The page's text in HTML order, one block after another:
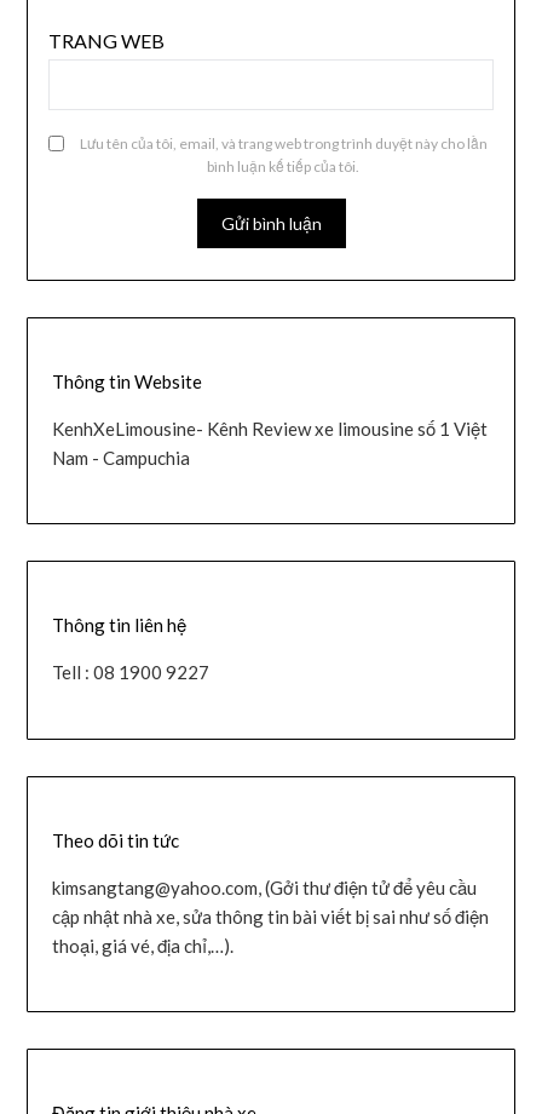
TRANG WEB
Lưu tên của tôi, email, và trang web trong trình duyệt này cho lần
bình luận kế tiếp của tôi.
Thông tin Website
KenhXeLimousine- Kênh Review xe limousine số 1 Việt
Nam - Campuchia
Thông tin liên hệ
Tell : 08 1900 9227
Theo dõi tin tức
kimsangtang@yahoo.com, (Gởi thư điện tử để yêu cầu
cập nhật nhà xe, sửa thông tin bài viết bị sai như số điện
thoại, giá vé, địa chỉ,…).